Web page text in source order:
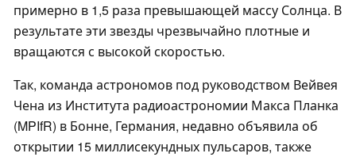
примерно в 1,5 раза превышающей массу Солнца. В
результате эти звезды чрезвычайно плотные и
вращаются с высокой скоростью.
Так, команда астрономов под руководством Вейвея
Чена из Института радиоастрономии Макса Планка
(MPIfR) в Бонне, Германия, недавно объявила об
открытии 15 миллисекундных пульсаров, также